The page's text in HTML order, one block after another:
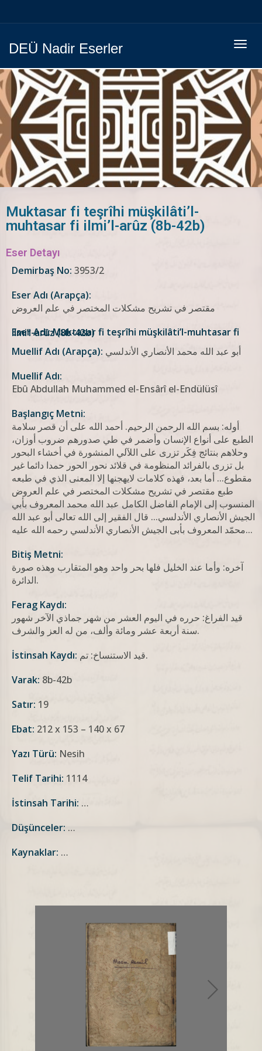
DEÜ Nadir Eserler
Muktasar fi teşrîhi müşkilâti’l-
muhtasar fi ilmi’l-arûz (8b-42b)
Eser Detayı
Demirbaş No: 3953/2
Eser Adı (Arapça):
مقتصر في تشريح مشكلات المختصر في علم العروض
Eser Adı: Muktasar fi teşrîhi müşkilâti’l-muhtasar fi ilmi’l-arûz (8b-42b)
Muellif Adı (Arapça): أبو عبد الله محمد الأنصاري الأندلسي
Muellif Adı:
Ebû Abdullah Muhammed el-Ensârî el-Endülüsî
Başlangıç Metni:
أوله: بسم الله الرحمن الرحيم. أحمد الله على أن قصر سلامة
الطبع على أنواع الإنسان وأضمر في طي صدورهم ضروب أوزان،
وحلاهم بنتائج فِكَر تزرى على اللآلي المنشورة في أخشاء البحور
بل تزرى بالفرائد المنظومة في قلائد نحور الحور حمدا دائما غير
مقطوع... أما بعد، فهذه كلامات لايهجنها إلا المعنى الذي في طبعه
طبع مقتصر في تشريح مشكلات المختصر في علم العروض
المنسوب إلى الإمام الفاضل الكامل عبد الله محمد المعروف بأبي
الجيش الأنصاري الأندلسي... قال الفقیر إلی الله تعالی أبو عبد الله
محمّد المعروف بأبی الجیش الأنصاري الأندلسي رحمه الله علیه...
Bitiş Metni:
آخره: وأما عند الخليل فلها بحر واحد وهو المتقارب وهذه صورة
الدائرة.
Ferag Kaydı:
قيد الفراغ: حرره في اليوم العشر من شهر جماذي الآخر شهور
سنة أربعة عشر ومائة وألف، من له العز والشرف.
İstinsah Kaydı:
قيد الاستنساخ: تم.
Varak: 8b-42b
Satır: 19
Ebat: 212 x 153 – 140 x 67
Yazı Türü: Nesih
Telif Tarihi: 1114
İstinsah Tarihi: …
Düşünceler: …
Kaynaklar: …